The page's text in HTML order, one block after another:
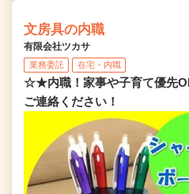
文房具の内職
有限会社ツカサ
業務委託 在宅・内職
☆★内職！家事や子育て優先
ご連絡ください！